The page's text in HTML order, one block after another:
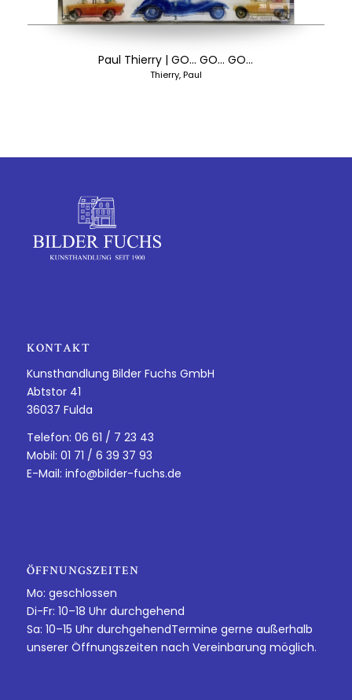
Paul Thierry | GO… GO… GO…
Thierry, Paul
KONTAKT
Kunsthandlung Bilder Fuchs GmbH
Abtstor 41
36037 Fulda
Telefon: 06 61 / 7 23 43
Mobil: 01 71 / 6 39 37 93
E-Mail: info@bilder-fuchs.de
ÖFFNUNGSZEITEN
Mo: geschlossen
Di-Fr: 10–18 Uhr durchgehend
Sa: 10–15 Uhr durchgehendTermine gerne außerhalb
unserer Öffnungszeiten nach Vereinbarung möglich.